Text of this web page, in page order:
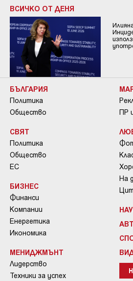
ВСИЧКО ОТ ДЕНЯ
БЪЛГАРИЯ
Политика
Общество
СВЯТ
Политика
Общество
ЕС
БИЗНЕС
Финанси
Компании
Енергетика
Икономика
МЕНИДЖМЪНТ
Лидерство
Техники за успех
ПР
На